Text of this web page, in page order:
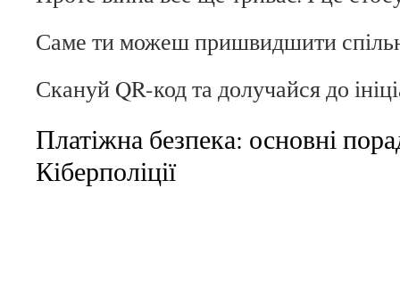
Саме ти можеш пришвидшити
Скануй QR-код та долучайся до
Платіжна безпека: основні
Кіберполіції